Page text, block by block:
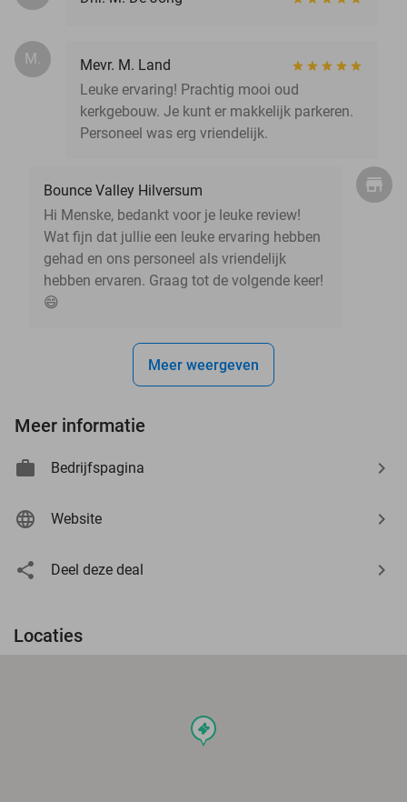
M.
Mevr. M. Land
Leuke ervaring! Prachtig mooi oud
kerkgebouw. Je kunt er makkelijk parkeren.
Personeel was erg vriendelijk.
Bounce Valley Hilversum
Hi Menske, bedankt voor je leuke review!
Wat fijn dat jullie een leuke ervaring hebben
gehad en ons personeel als vriendelijk
hebben ervaren. Graag tot de volgende keer!
😄
Meer weergeven
Meer informatie
Bedrijfspagina
Website
Deel deze deal
Locaties
events